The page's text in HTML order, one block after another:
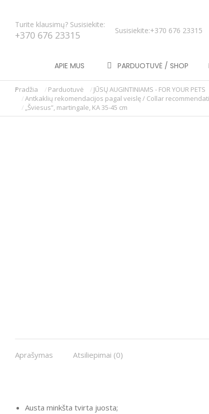
Turite klausimų? Susisiekite:
+370 676 23315 Susisiekite:+370 676 23315
APIE MUS PARDUOTUVĖ / SHOP
You are here:
Pradžia Parduotuvė
JŪSŲ AUGINTINIAMS - FOR YOUR PETS
Antkaklių rekomendacijos pagal veislę / Collar
„Šviesus”, martingale, KA 35-45 cm
Aprašymas Atsiliepimai (0)
Austa minkšta tvirta juosta;